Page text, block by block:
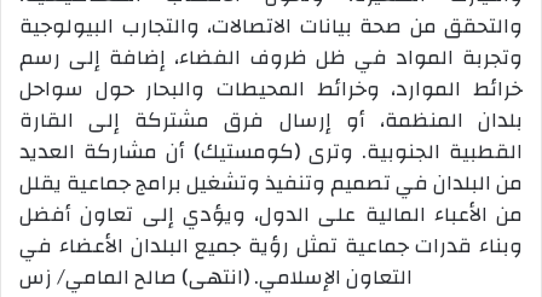
والتحقق من صحة بيانات الاتصالات، والتجارب البيولوجية
وتجربة المواد في ظل ظروف الفضاء، إضافة إلى رسم
خرائط الموارد، وخرائط المحيطات والبحار حول سواحل
بلدان المنظمة، أو إرسال فرق مشتركة إلى القارة
القطبية الجنوبية. وترى (كومستيك) أن مشاركة العديد
من البلدان في تصميم وتنفيذ وتشغيل برامج جماعية يقلل
من الأعباء المالية على الدول، ويؤدي إلى تعاون أفضل
وبناء قدرات جماعية تمثل رؤية جميع البلدان الأعضاء في
التعاون الإسلامي. (انتهى) صالح المامي/ زس